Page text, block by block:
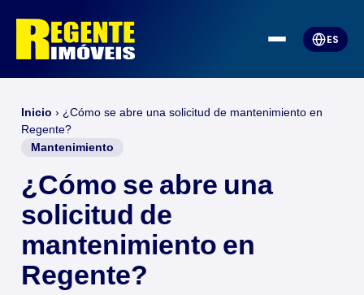
ES
Inicio › ¿Cómo se abre una solicitud de mantenimiento en
Regente?
Mantenimiento
¿Cómo se abre una
solicitud de
mantenimiento en
Regente?